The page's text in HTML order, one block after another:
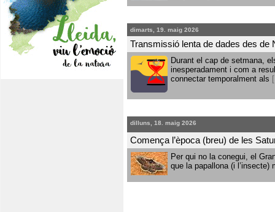
dimarts, 19. maig 2026
Transmissió lenta de dades des de
Durant el cap de setmana,
inesperadament i com a
connectar temporalment als
dilluns, 18. maig 2026
Comença l’època (breu) de les
Per qui no la conegui, el
que la papallona (i l’insecte)